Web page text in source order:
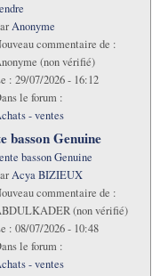
Anonyme
commentaire de :
(non vérifié)
: 29/07/2026 - 16:12
le forum :
- ventes
basson Genuine
basson Genuine
Acya BIZIEUX
commentaire de :
(non vérifié)
: 08/07/2026 - 10:48
le forum :
- ventes